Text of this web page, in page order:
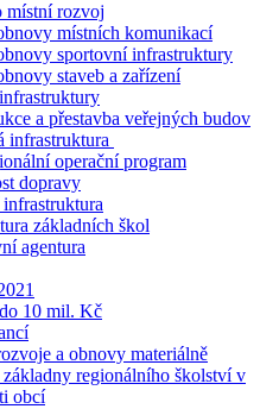
místní rozvoj
místních komunikací
sportovní infrastruktury
staveb a zařízení
a přestavba veřejných budov
infrastruktura
operační program
dopravy
základních škol
agentura
10 mil. Kč
a obnovy materiálně
základny regionálního školství v
obcí